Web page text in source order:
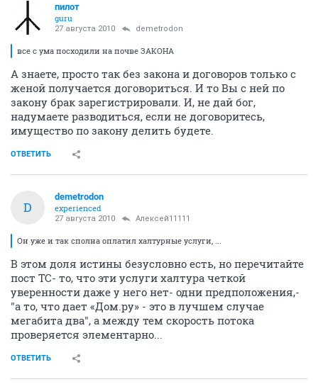
пилот
guru
27 августа 2010 demetrodon
все с ума посходили на почве ЗАКОНА
А знаете, просто так без закона и договоров только с
женой получается договориться. И то Вы с ней по
закону брак зарегистрировали. И, не дай бог,
надумаете разводиться, если не договоритесь,
имущество по закону делить будете.
ОТВЕТИТЬ
D
demetrodon
experienced
27 августа 2010 Алексей11111
Он уже и так сполна оплатил халтурные услуги, ...
В этом доля истины безусловно есть, но перечитайте
пост ТС- то, что эти услуги халтура четкой
уверенности даже у него нет- одни предположения,-
"а то, что дает «Дом.ру» - это в лучшем случае
мегабита два", а между тем скорость потока
проверяется элементарно...
ОТВЕТИТЬ